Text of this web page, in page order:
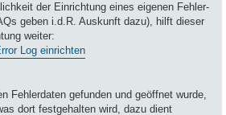
der Einrichtung eines eigenen Fehler-
geben i.d.R. Auskunft dazu), hilft dieser
weiter:
Log einrichten
Fehlerdaten gefunden und geöffnet wurde,
dort festgehalten wird, dazu dient